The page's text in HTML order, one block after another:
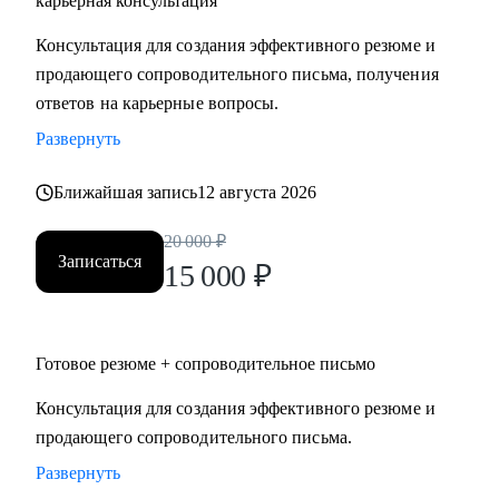
сферах:
• Продаж и работы с клиентами (B2B, B2C, B2G, E-
commerce)
• Финансов
• Образования/Ed-tech
• Маркетинга
• Закупок/Логистики.
Консультация для создания эффективного резюме и
продающего сопроводительного письма, получения
ответов на карьерные вопросы.
Развернуть
Ближайшая запись12 августа 2026
Записаться
20 000 ₽
15 000 ₽
Готовое резюме + сопроводительное письмо
Консультация для создания эффективного резюме и
продающего сопроводительного письма.
Развернуть